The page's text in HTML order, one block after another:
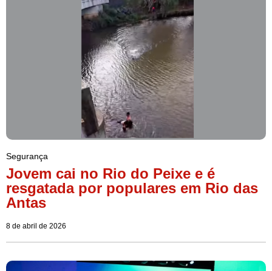
Segurança
Jovem cai no Rio do Peixe e é
resgatada por populares em Rio das
Antas
8 de abril de 2026